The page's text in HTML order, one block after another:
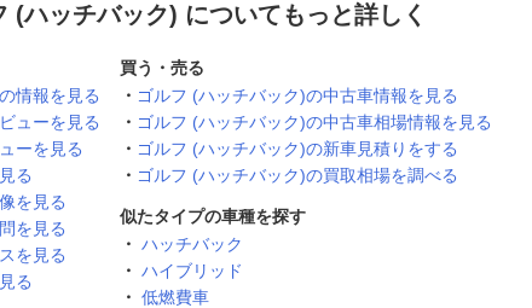
(ハッチバック) についてもっと詳しく
情報を見る
ューを見る
ーを見る
る
を見る
を見る
を見る
る
買う・売る
ゴルフ (ハッチバック)の中古車情報を見る
ゴルフ (ハッチバック)の中古車相場情報を見る
ゴルフ (ハッチバック)の新車見積りをする
ゴルフ (ハッチバック)の買取相場を調べる
似たタイプの車種を探す
ハッチバック
ハイブリッド
低燃費車